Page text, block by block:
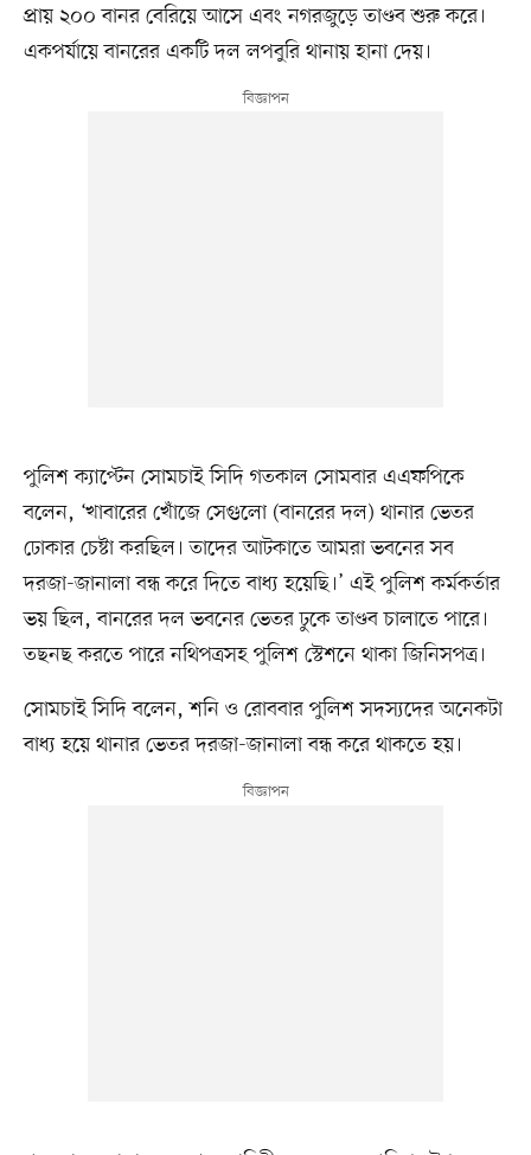
প্রায় ২০০ বানর বেরিয়ে আসে এবং নগরজুড়ে তাণ্ডব শুরু করে।
একপর্যায়ে বানরের একটি দল লপবুরি থানায় হানা দেয়।
পুলিশ ক্যাপ্টেন সোমচাই সিদি গতকাল সোমবার এএফপিকে
বলেন, ‘খাবারের খোঁজে সেগুলো (বানরের দল) থানার ভেতর
ঢোকার চেষ্টা করছিল। তাদের আটকাতে আমরা ভবনের সব
দরজা-জানালা বন্ধ করে দিতে বাধ্য হয়েছি।’ এই পুলিশ কর্মকর্তার
ভয় ছিল, বানরের দল ভবনের ভেতর ঢুকে তাণ্ডব চালাতে পারে।
তছনছ করতে পারে নথিপত্রসহ পুলিশ স্টেশনে থাকা জিনিসপত্র।
সোমচাই সিদি বলেন, শনি ও রোববার পুলিশ সদস্যদের অনেকটা
বাধ্য হয়ে থানার ভেতর দরজা-জানালা বন্ধ করে থাকতে হয়।